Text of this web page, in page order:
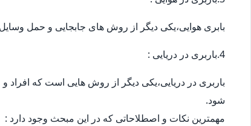
بابری هوایی،یکی دیگر از روش های جابجایی و حمل
4.باربری در دریایی :
باربری در دریایی،یکی دیگر از روش هایی است که
شود.
مهمترین نکات و اصطلاحاتی که در این مبحث وجود دارد :